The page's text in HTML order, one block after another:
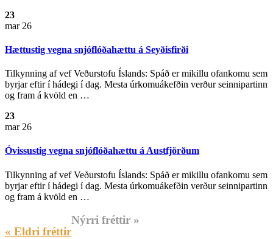
23
mar 26
Hættustig vegna snjóflóðahættu á Seyðisfirði
Tilkynning af vef Veðurstofu Íslands: Spáð er mikillu ofankomu sem
byrjar eftir í hádegi í dag. Mesta úrkomuákefðin verður seinnipartinn
og fram á kvöld en …
23
mar 26
Óvissustig vegna snjóflóðahættu á Austfjörðum
Tilkynning af vef Veðurstofu Íslands: Spáð er mikillu ofankomu sem
byrjar eftir í hádegi í dag. Mesta úrkomuákefðin verður seinnipartinn
og fram á kvöld en …
« Eldri fréttir
Nýrri fréttir »